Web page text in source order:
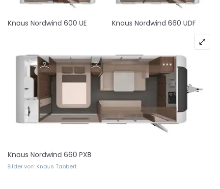
Knaus Nordwind 600 UE Knaus Nordwind 660 UDF
Knaus Nordwind 660 PXB
Bilder von: Knaus Tabbert